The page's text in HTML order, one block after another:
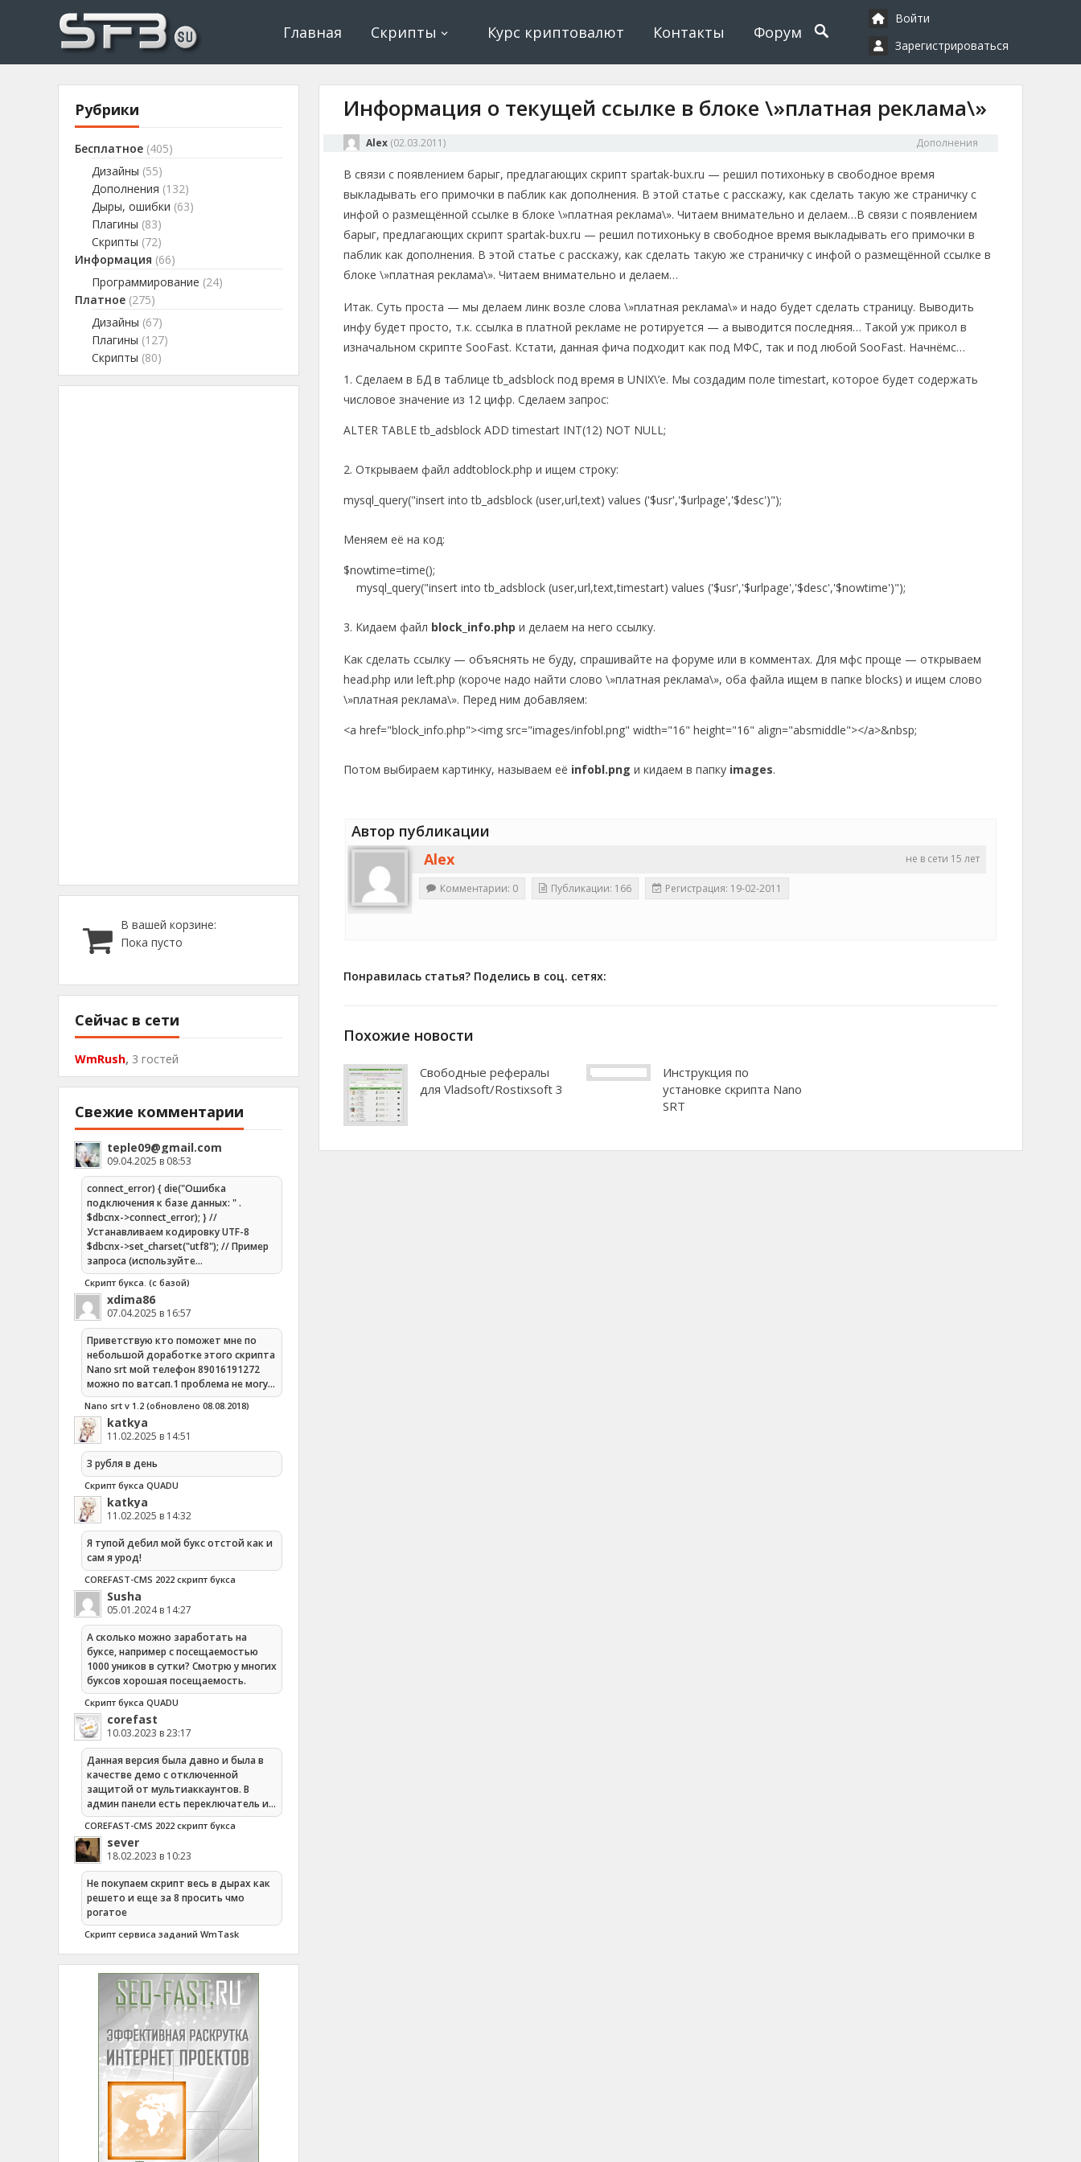
Буксы, программирование, криптовалюта
Главная Скрипты Курс криптовалют Контакты Форум
Войти
Зарегистрироваться
Информация о текущей ссылке в блоке \»платная реклама\»
Alex (02.03.2011) Дополнения
В связи с появлением барыг, предлагающих скрипт spartak-bux.ru — решил потихоньку в свободное время
выкладывать его примочки в паблик как дополнения. В этой статье с расскажу, как сделать такую же страничку с
инфой о размещённой ссылке в блоке \»платная реклама\». Читаем внимательно и делаем…В связи с появлением
барыг, предлагающих скрипт spartak-bux.ru — решил потихоньку в свободное время выкладывать его примочки в
паблик как дополнения. В этой статье с расскажу, как сделать такую же страничку с инфой о размещённой ссылке в
блоке \»платная реклама\». Читаем внимательно и делаем…
Итак. Суть проста — мы делаем линк возле слова \»платная реклама\» и надо будет сделать страницу. Выводить
инфу будет просто, т.к. ссылка в платной рекламе не ротируется — а выводится последняя… Такой уж прикол в
изначальном скрипте SooFast. Кстати, данная фича подходит как под МФС, так и под любой SooFast. Начнёмс…
1. Сделаем в БД в таблице tb_adsblock под время в UNIX\’e. Мы создадим поле timestart, которое будет содержать
числовое значение из 12 цифр. Сделаем запрос:
ALTER TABLE tb_adsblock ADD timestart INT(12) NOT NULL;
2. Открываем файл addtoblock.php и ищем строку:
mysql_query("insert into tb_adsblock (user,url,text) values ('$usr','$urlpage','$desc')");
Меняем её на код:
$nowtime=time();
mysql_query("insert into tb_adsblock (user,url,text,timestart) values ('$usr','$urlpage','$desc','$nowtime')");
3. Кидаем файл block_info.php и делаем на него ссылку.
Как сделать ссылку — объяснять не буду, спрашивайте на форуме или в комментах. Для мфс проще — открываем
head.php или left.php (короче надо найти слово \»платная реклама\», оба файла ищем в папке blocks) и ищем слово
\»платная реклама\». Перед ним добавляем:
<a href="block_info.php"><img src="images/infobl.png" width="16" height="16" align="absmiddle"></a>&nbsp;
Потом выбираем картинку, называем её infobl.png и кидаем в папку images.
Автор публикации
не в сети 15 лет
Alex
Комментарии: 0 Публикации: 166 Регистрация: 19-02-2011
Понравилась статья? Поделись в соц. сетях:
Похожие новости
Свободные рефералы
для Vladsoft/Rostixsoft 3
Инструкция по
установке скрипта Nano
SRT
Рубрики
Бесплатное (405)
Дизайны (55)
Дополнения (132)
Дыры, ошибки (63)
Плагины (83)
Скрипты (72)
Информация (66)
Программирование (24)
Платное (275)
Дизайны (67)
Плагины (127)
Скрипты (80)
В вашей корзине:
Пока пусто
Сейчас в сети
WmRush, 3 гостей
Свежие комментарии
teple09@gmail.com
09.04.2025 в 08:53
connect_error) { die("Ошибка
подключения к базе данных: " .
$dbcnx->connect_error); } //
Устанавливаем кодировку UTF-8
$dbcnx->set_charset("utf8"); // Пример
запроса (используйте…
Скрипт букса. (с базой)
xdima86
07.04.2025 в 16:57
Приветствую кто поможет мне по
небольшой доработке этого скрипта
Nano srt мой телефон 89016191272
можно по ватсап.1 проблема не могу…
Nano srt v 1.2 (обновлено 08.08.2018)
katkya
11.02.2025 в 14:51
3 рубля в день
Скрипт букса QUADU
katkya
11.02.2025 в 14:32
Я тупой дебил мой букс отстой как и
сам я урод!
COREFAST-CMS 2022 скрипт букса
Susha
05.01.2024 в 14:27
А сколько можно заработать на
буксе, например с посещаемостью
1000 уников в сутки? Смотрю у многих
буксов хорошая посещаемость.
Скрипт букса QUADU
corefast
10.03.2023 в 23:17
Данная версия была давно и была в
качестве демо с отключенной
защитой от мультиаккаунтов. В
админ панели есть переключатель и…
COREFAST-CMS 2022 скрипт букса
sever
18.02.2023 в 10:23
Не покупаем скрипт весь в дырах как
решето и еще за 8 просить чмо
рогатое
Cкрипт сервиса заданий WmTask